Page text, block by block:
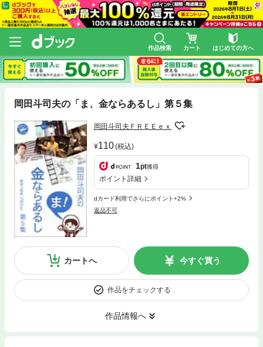
作品検索 カート はじめての方へ
岡田斗司夫の「ま、金ならあるし」第５集
岡田斗司夫ＦＲＥＥｅｘ
110(税込)
1pt獲得
ポイント詳細
dカード利用でさらにポイント+2%
返品不可
カートへ 今すぐ買う
作品をチェックする
作品情報へ